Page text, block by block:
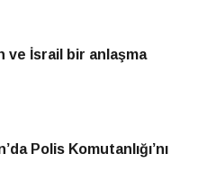
ve İsrail bir anlaşma
Polis Komutanlığı’nı